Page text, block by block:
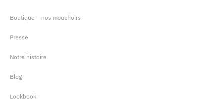
Boutique – nos mouchoirs
Presse
Notre histoire
Blog
Lookbook